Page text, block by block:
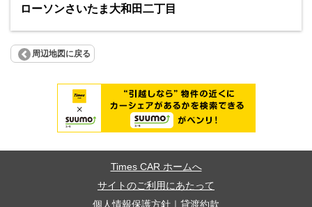
ローソンさいたま大和田二丁目
周辺地図に戻る
Times CAR ホームへ
サイトのご利用にあたって
個人情報保護方針
貸渡約款